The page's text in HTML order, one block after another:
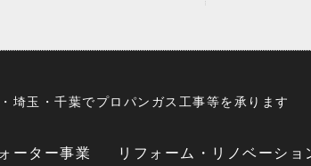
埼玉・千葉でプロパンガス工事等を承ります
ーター事業 リフォーム・リノベーショ